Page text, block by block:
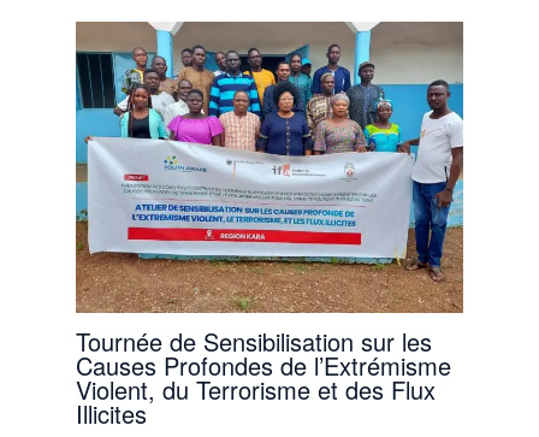
Tournée de Sensibilisation sur les
Causes Profondes de l’Extrémisme
Violent, du Terrorisme et des Flux
Illicites